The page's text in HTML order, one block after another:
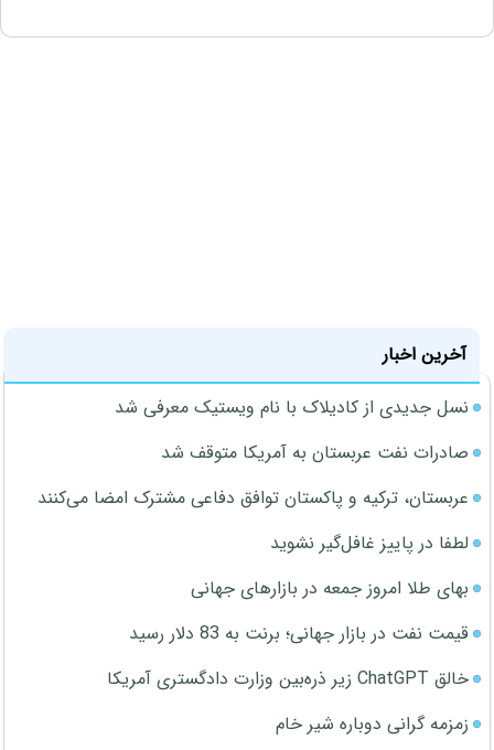
آخرین اخبار
نسل جدیدی از کادیلاک با نام ویستیک معرفی شد
صادرات نفت عربستان به آمریکا متوقف شد
عربستان، ترکیه و پاکستان توافق دفاعی مشترک امضا می‌کنند
لطفا در پاییز غافل‌گیر نشوید
بهای طلا امروز جمعه در بازارهای جهانی
قیمت نفت در بازار جهانی؛ برنت به 83 دلار رسید
خالق ChatGPT زیر ذره‌بین وزارت دادگستری آمریکا
زمزمه گرانی دوباره شیر خام